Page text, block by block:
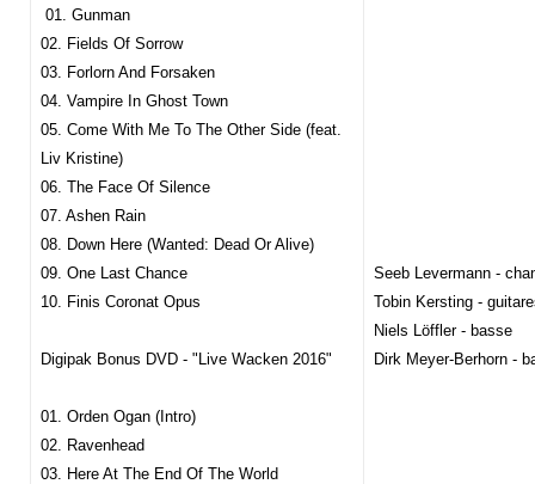
01. Gunman
02. Fields Of Sorrow
03. Forlorn And Forsaken
04. Vampire In Ghost Town
05. Come With Me To The Other Side (feat.
Liv Kristine)
06. The Face Of Silence
07. Ashen Rain
08. Down Here (Wanted: Dead Or Alive)
09. One Last Chance
10. Finis Coronat Opus
Digipak Bonus DVD - "Live Wacken 2016"
01. Orden Ogan (Intro)
02. Ravenhead
03. Here At The End Of The World
Seeb Levermann -
Tobin Kersting -
Niels Löffler - basse
Dirk Meyer-Berhorn -